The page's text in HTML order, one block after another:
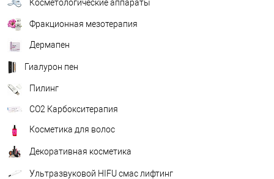
Косметологические аппараты
Фракционная мезотерапия
Дермапен
Гиалурон пен
Пилинг
CO2 Карбокситерапия
Косметика для волос
Декоративная косметика
Ультразвуковой HIFU смас лифтинг